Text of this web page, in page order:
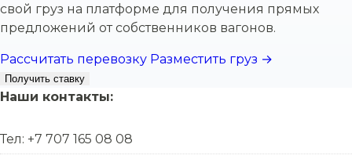
свой груз на платформе для получения прямых
предложений от собственников вагонов.
Рассчитать перевозку Разместить груз →
Получить ставку
Наши контакты:
Тел: +7 707 165 08 08